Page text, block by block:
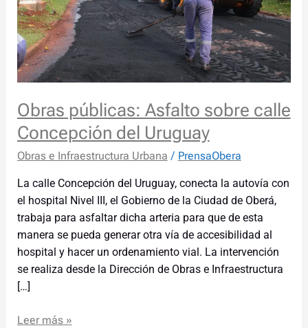
Obras públicas: Asfalto sobre calle
Concepción del Uruguay
Obras e Infraestructura Urbana / PrensaObera
La calle Concepción del Uruguay, conecta la autovía con
el hospital Nivel III, el Gobierno de la Ciudad de Oberá,
trabaja para asfaltar dicha arteria para que de esta
manera se pueda generar otra vía de accesibilidad al
hospital y hacer un ordenamiento vial. La intervención
se realiza desde la Dirección de Obras e Infraestructura
[…]
calle
Concepción
del
Uruguay
Leer más »